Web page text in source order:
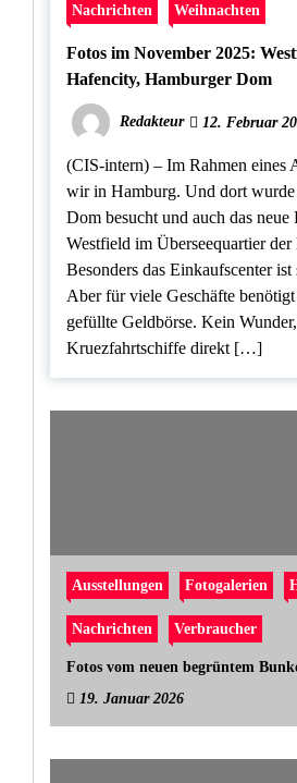
Nachrichten Weihnachten
Fotos im November 2025:
Hafencity, Hamburger Dom
Redakteur 12. Februar
(CIS-intern) – Im Rahmen eines
wir in Hamburg. Und dort
Dom besucht und auch das
Westfield im Überseequartier der
Besonders das Einkaufscenter ist
Aber für viele Geschäfte
gefüllte Geldbörse. Kein
Kruezfahrtschiffe direkt […]
Ausstellungen Fotogalerien
Nachrichten Verbraucher
Fotos vom neuen begrüntem
19. Januar 2026